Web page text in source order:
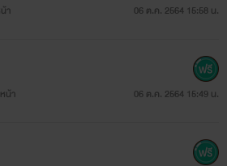
า 06 ต.ค. 2564 15:58 น.
น้า 06 ต.ค. 2564 15:49 น.